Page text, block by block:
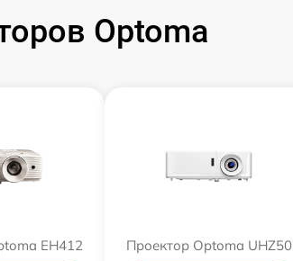
Optoma
EH412 Проектор Optoma UHZ50